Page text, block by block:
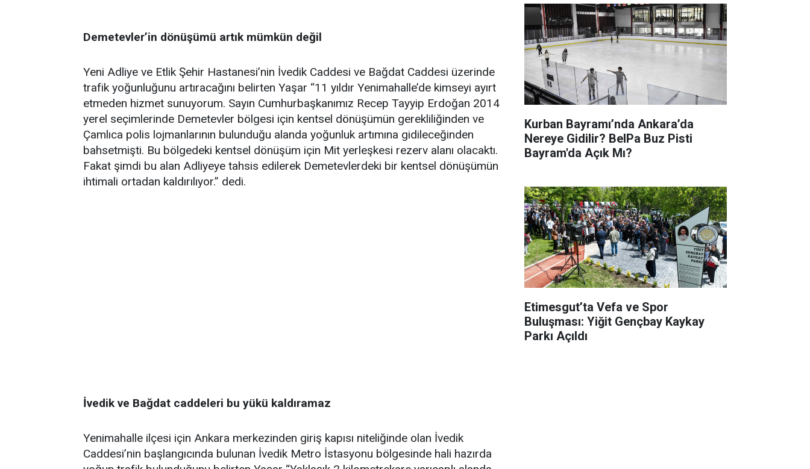
Demetevler’in dönüşümü artık mümkün değil
Yeni Adliye ve Etlik Şehir Hastanesi’nin İvedik Caddesi ve Bağdat Caddesi üzerinde
trafik yoğunluğunu artıracağını belirten Yaşar “11 yıldır Yenimahalle’de kimseyi ayırt
etmeden hizmet sunuyorum. Sayın Cumhurbaşkanımız Recep Tayyip Erdoğan 2014
yerel seçimlerinde Demetevler bölgesi için kentsel dönüşümün gerekliliğinden ve
Çamlıca polis lojmanlarının bulunduğu alanda yoğunluk artımına gidileceğinden
bahsetmişti. Bu bölgedeki kentsel dönüşüm için Mit yerleşkesi rezerv alanı olacaktı.
Fakat şimdi bu alan Adliyeye tahsis edilerek Demetevlerdeki bir kentsel dönüşümün
ihtimali ortadan kaldırılıyor.” dedi.
İvedik ve Bağdat caddeleri bu yükü kaldıramaz
Yenimahalle ilçesi için Ankara merkezinden giriş kapısı niteliğinde olan İvedik
Caddesi’nin başlangıcında bulunan İvedik Metro İstasyonu bölgesinde hali hazırda
Kurban Bayramı’nda Ankara’da
Nereye Gidilir? BelPa Buz Pisti
Bayram'da Açık Mı?
Etimesgut’ta Vefa ve Spor
Buluşması: Yiğit Gençbay Kaykay
Parkı Açıldı